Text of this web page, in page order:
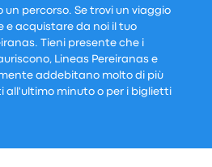
un percorso. Se trovi un viaggio
e acquistare da noi il tuo
Tieni presente che i
Lineas Pereiranas e
addebitano molto di più
all'ultimo minuto o per i biglietti